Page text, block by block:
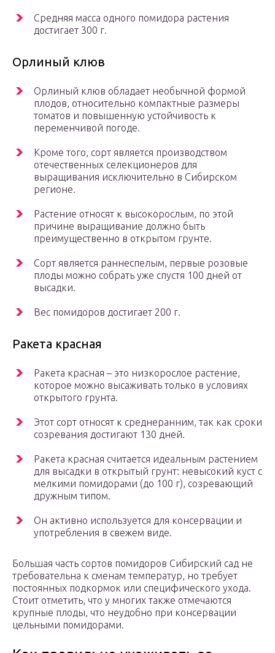
Средняя масса одного помидора растения
достигает 300 г.
Орлиный клюв
Орлиный клюв обладает необычной формой
плодов, относительно компактные размеры
томатов и повышенную устойчивость к
переменчивой погоде.
Кроме того, сорт является производством
отечественных селекционеров для
выращивания исключительно в Сибирском
регионе.
Растение относят к высокорослым, по этой
причине выращивание должно быть
преимущественно в открытом грунте.
Сорт является раннеспелым, первые розовые
плоды можно собрать уже спустя 100 дней от
высадки.
Вес помидоров достигает 200 г.
Ракета красная
Ракета красная – это низкорослое растение,
которое можно высаживать только в условиях
открытого грунта.
Этот сорт относят к среднеранним, так как сроки
созревания достигают 130 дней.
Ракета красная считается идеальным растением
для высадки в открытый грунт: невысокий куст с
мелкими помидорами (до 100 г), созревающий
дружным типом.
Он активно используется для консервации и
употребления в свежем виде.
Большая часть сортов помидоров Сибирский сад не
требовательна к сменам температур, но требует
постоянных подкормок или специфического ухода.
Стоит отметить, что у многих также отмечаются
крупные плоды, что неудобно при консервации
цельными помидорами.